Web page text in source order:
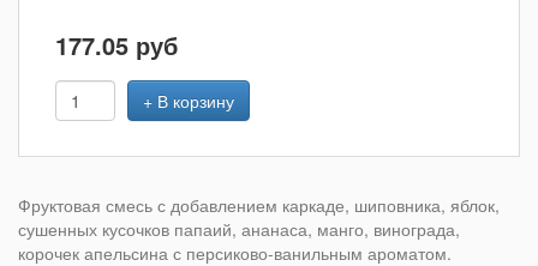
177.05 руб
+ В корзину
Фруктовая смесь с добавлением каркаде, шиповника, яблок,
сушенных кусочков папаий, ананаса, манго, винограда,
корочек апельсина с персиково-ванильным ароматом.